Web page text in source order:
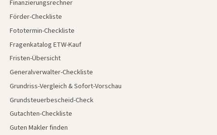
Finanzierungsrechner
Förder-Checkliste
Fototermin-Checkliste
Fragenkatalog ETW-Kauf
Fristen-Übersicht
Generalverwalter-Checkliste
Grundriss-Vergleich & Sofort-Vorschau
Grundsteuerbescheid-Check
Gutachten-Checkliste
Guten Makler finden